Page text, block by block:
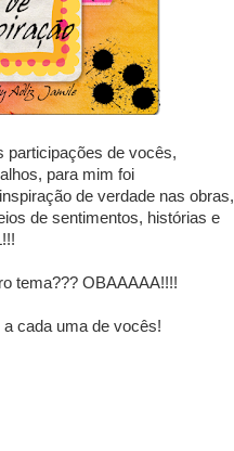
participações de vocês,
para mim foi
de verdade nas obras,
de sentimentos, histórias e
tema??? OBAAAAA!!!!
cada uma de vocês!